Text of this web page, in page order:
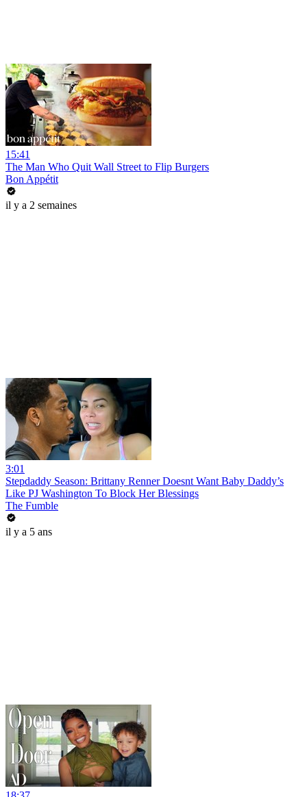
15:41
The Man Who Quit Wall Street to Flip Burgers
Bon Appétit
il y a 2 semaines
3:01
Stepdaddy Season: Brittany Renner Doesnt Want Baby Daddy’s
Like PJ Washington To Block Her Blessings
The Fumble
il y a 5 ans